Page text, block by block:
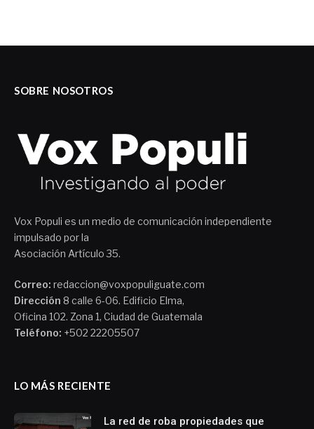
SOBRE NOSOTROS
Vox Populi es un medio de comunicación independiente
impulsado por la
Asociación Artículo 35.
Correo: redaccion@voxpopuliguate.com
Dirección 8 calle 6-06. Edificio Elma,
Oficina 102. Zona 1, Ciudad de Guatemala
Teléfono: +502 22205507
LO MÁS RECIENTE
La red de roba propiedades que